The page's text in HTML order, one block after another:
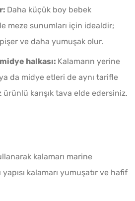
Daha küçük boy bebek
meze sunumları için idealdir;
ve daha yumuşak olur.
halkası: Kalamarın yerine
da midye etleri de aynı tarifle
ürünlü karışık tava elde edersiniz.
kalamarı marine
kalamarı yumuşatır ve hafif